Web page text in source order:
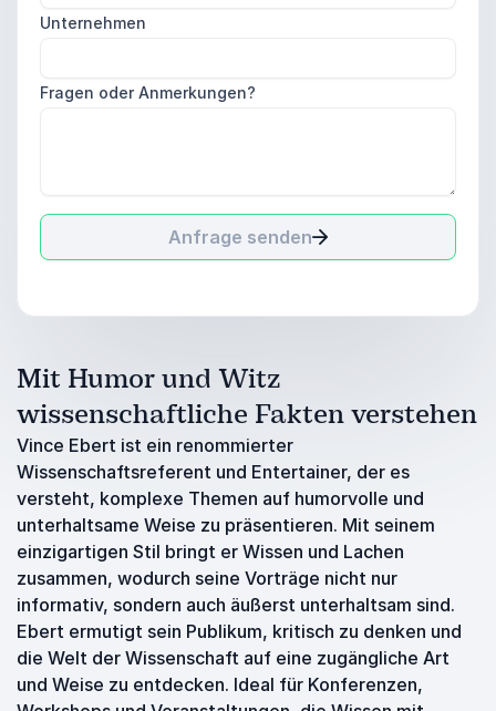
Unternehmen
Fragen oder Anmerkungen?
Anfrage senden
Mit Humor und Witz
wissenschaftliche Fakten verstehen
Vince Ebert ist ein renommierter
Wissenschaftsreferent und Entertainer, der es
versteht, komplexe Themen auf humorvolle und
unterhaltsame Weise zu präsentieren. Mit seinem
einzigartigen Stil bringt er Wissen und Lachen
zusammen, wodurch seine Vorträge nicht nur
informativ, sondern auch äußerst unterhaltsam sind.
Ebert ermutigt sein Publikum, kritisch zu denken und
die Welt der Wissenschaft auf eine zugängliche Art
und Weise zu entdecken. Ideal für Konferenzen,